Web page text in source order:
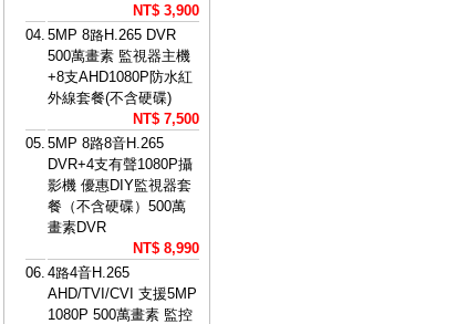
NT$ 3,900
04. 5MP 8路H.265 DVR
500萬畫素 監視器主機
+8支AHD1080P防水紅
外線套餐(不含硬碟)
NT$ 7,500
05. 5MP 8路8音H.265
DVR+4支有聲1080P攝
影機 優惠DIY監視器套
餐（不含硬碟）500萬
畫素DVR
NT$ 8,990
06. 4路4音H.265
AHD/TVI/CVI 支援5MP
1080P 500萬畫素 監控